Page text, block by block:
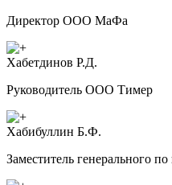
Директор ООО МаФа
Хабетдинов Р.Д.
Руководитель ООО Тимер
Хабибуллин Б.Ф.
Заместитель генерального